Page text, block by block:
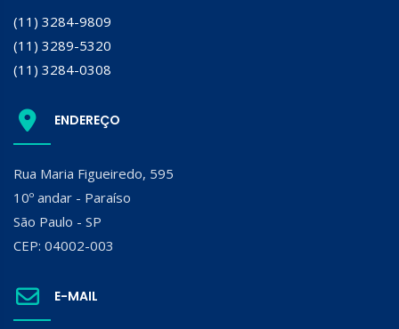
(11) 3284-9809
(11) 3289-5320
(11) 3284-0308
ENDEREÇO
Rua Maria Figueiredo, 595
10º andar - Paraíso
São Paulo - SP
CEP: 04002-003
E-MAIL